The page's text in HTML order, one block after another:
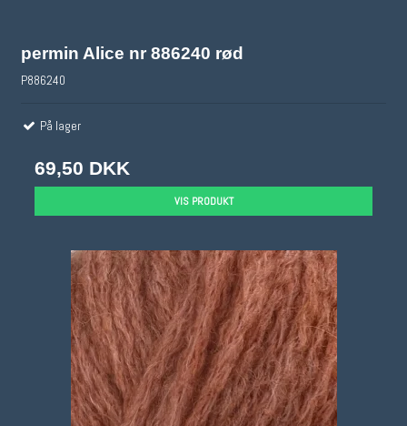
permin Alice nr 886240 rød
P886240
På lager
69,50 DKK
VIS PRODUKT